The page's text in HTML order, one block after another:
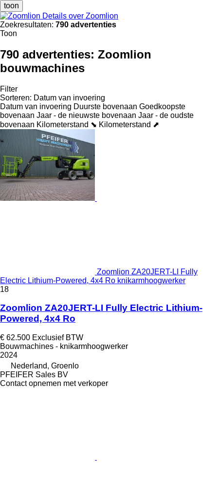
toon
Details over Zoomlion
Zoekresultaten: 790 advertenties
Toon
790 advertenties: Zoomlion
bouwmachines
Filter
Sorteren: Datum van invoering
Datum van invoering Duurste bovenaan Goedkoopste
bovenaan Jaar - de nieuwste bovenaan Jaar - de oudste
bovenaan Kilometerstand ⬊ Kilometerstand ⬈
Zoomlion ZA20JERT-LI Fully
Electric Lithium-Powered, 4x4 Ro knikarmhoogwerker
18
Zoomlion ZA20JERT-LI Fully Electric Lithium-
Powered, 4x4 Ro
€ 62.500 Exclusief BTW
Bouwmachines - knikarmhoogwerker
2024
Nederland, Groenlo
PFEIFER Sales BV
Contact opnemen met verkoper